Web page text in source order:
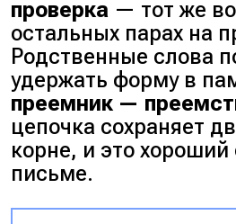
проверка — тот же
остальных парах на
Родственные слова
удержать форму в
преемник —
цепочка сохраняет
корне, и это
письме.